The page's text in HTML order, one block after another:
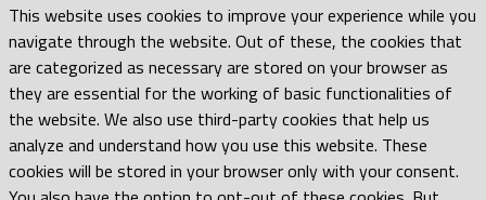
This website uses cookies to improve your experience while you
navigate through the website. Out of these, the cookies that
are categorized as necessary are stored on your browser as
they are essential for the working of basic functionalities of
the website. We also use third-party cookies that help us
analyze and understand how you use this website. These
cookies will be stored in your browser only with your consent.